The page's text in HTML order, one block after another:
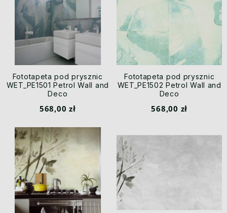
Fototapeta pod prysznic
WET_PE1501 Petrol Wall and
Deco
568,00 zł
Fototapeta pod prysznic
WET_PE1502 Petrol Wall and
Deco
568,00 zł